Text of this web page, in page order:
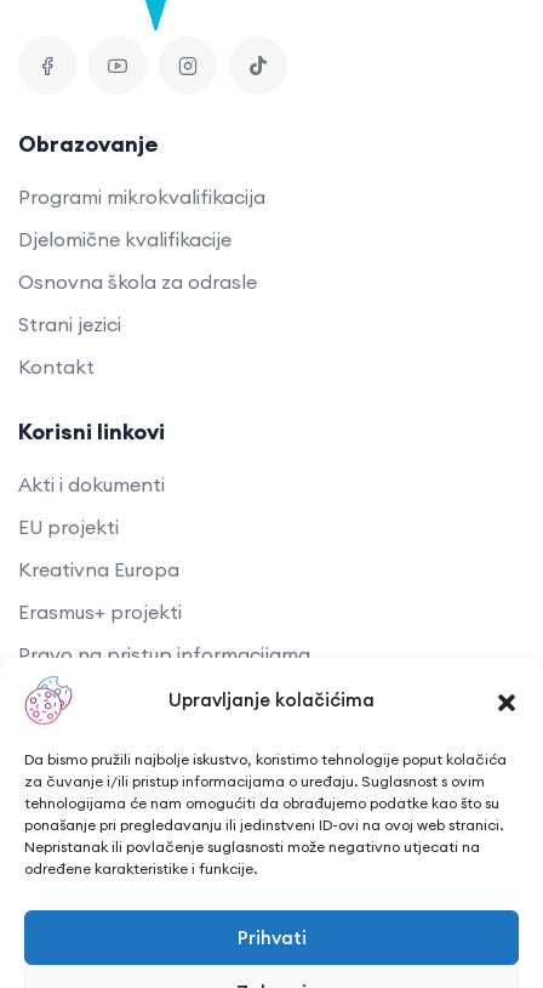
Upravljanje kolačićima
Da bismo pružili najbolje iskustvo, koristimo tehnologije poput kolačića
za čuvanje i/ili pristup informacijama o uređaju. Suglasnost s ovim
tehnologijama će nam omogućiti da obrađujemo podatke kao što su
ponašanje pri pregledavanju ili jedinstveni ID-ovi na ovoj web stranici.
Nepristanak ili povlačenje suglasnosti može negativno utjecati na
određene karakteristike i funkcije.
Prihvati
Obrazovanje
Programi mikrokvalifikacija
Djelomične kvalifikacije
Osnovna škola za odrasle
Strani jezici
Kontakt
Korisni linkovi
Akti i dokumenti
EU projekti
Kreativna Europa
Erasmus+ projekti
​​​​​​​Pravo na pristup informacijama
Arhiva objava
Kontaktirajte nas
Telefon: + 385 43 241 298
Email: info@cuk.hr
Lokacija: Trg hrvatskih branitelja 15, Bjelovar